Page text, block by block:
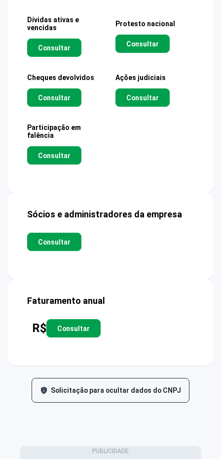
Dívidas ativas e
vencidas
Consultar
Protesto nacional
Consultar
Cheques devolvidos
Consultar
Ações judiciais
Consultar
Participação em
falência
Consultar
Sócios e administradores da empresa
Consultar
Faturamento anual
R$ Consultar
Solicitação para ocultar dados do CNPJ